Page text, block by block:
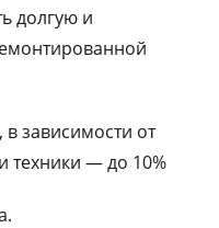
долгую и
зависимости от
техники — до 10%